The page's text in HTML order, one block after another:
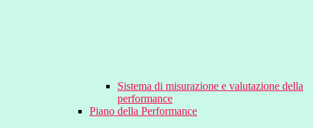
Sistema di misurazione e valutazione della
performance
Piano della Performance